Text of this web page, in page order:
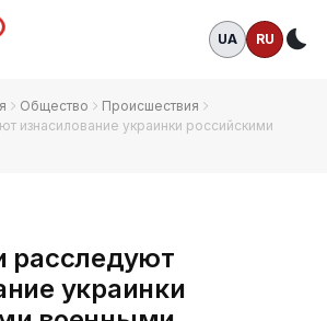
UA RU
Общество
Происшествия
изнасилование украинки российскими
расследуют
украинки